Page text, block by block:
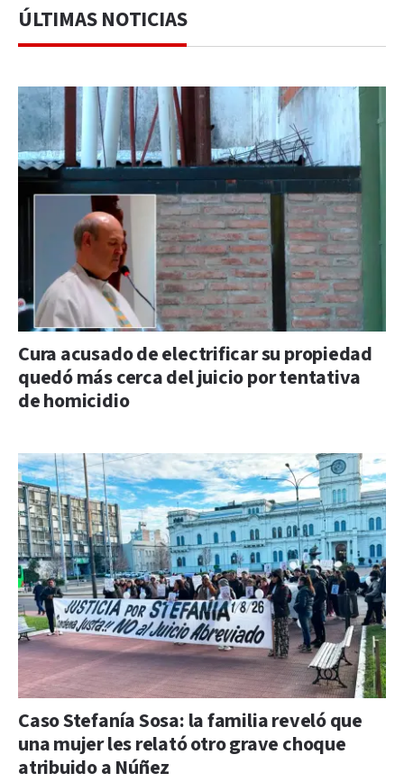
ÚLTIMAS NOTICIAS
Cura acusado de electrificar su propiedad
quedó más cerca del juicio por tentativa
de homicidio
Caso Stefanía Sosa: la familia reveló que
una mujer les relató otro grave choque
atribuido a Núñez